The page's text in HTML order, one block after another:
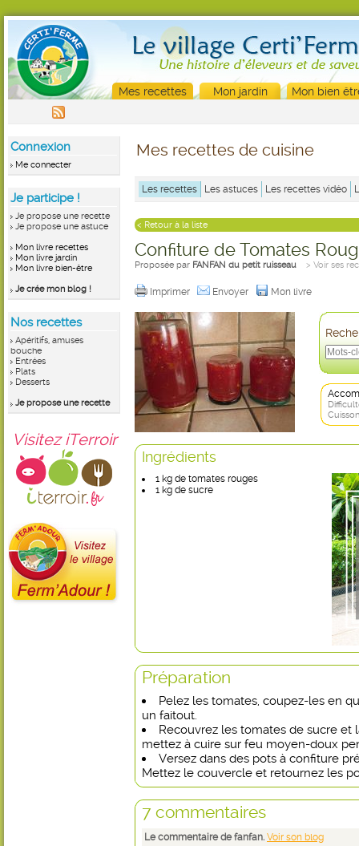
Mes recettes Mon jardin Mon bien
Connexion
Me connecter
Je participe !
Je propose une recette
Je propose une astuce
Mon livre recettes
Mon livre jardin
Mon livre bien-être
Je crée mon blog !
Nos recettes
Apéritifs, amuses
bouche
Entrées
Plats
Desserts
Je propose une recette
Visitez iTerroir
Mes recettes de cuisine
Les recettes Les astuces Les recettes vidéo
< Retour à la liste
Confiture de Tomates
Proposée par FANFAN du petit ruisseau > Voir ses
Imprimer Envoyer Mon livre
Ingrédients
1 kg de tomates rouges
1 kg de sucre
Préparation
Pelez les tomates, coupez-les en
un faitout.
Recouvrez les tomates de sucre et
mettez à cuire sur feu moyen-doux
Versez dans des pots à confiture
Mettez le couvercle et retournez les
7 commentaires
Le commentaire de fanfan. Voir son blog